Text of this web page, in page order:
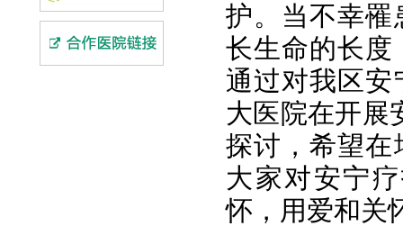
护。当不幸罹
长生命的长度
通过对我区
大医院在开展
探讨，希望在
大家对安宁
怀，用爱和关